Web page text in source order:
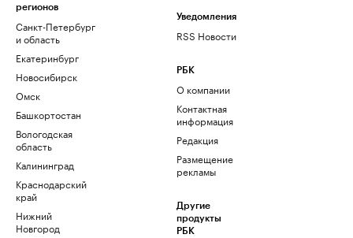
регионов
Санкт-Петербург
и область
Екатеринбург
Новосибирск
Омск
Башкортостан
Вологодская
область
Калининград
Краснодарский
край
Нижний
Новгород
Уведомления
RSS Новости
РБК
О компании
Контактная
информация
Редакция
Размещение
рекламы
Другие
продукты
РБК